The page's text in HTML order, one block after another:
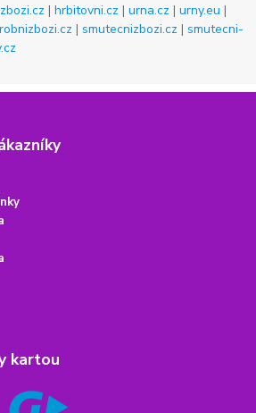
|hrbitovni.cz |urna.cz |urny.eu |
|smutecnizbozi.cz |smutecni-
kartou